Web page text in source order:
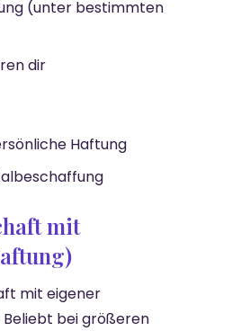
(unter bestimmten
dir
Haftung
mit
mit eigener
bei größeren